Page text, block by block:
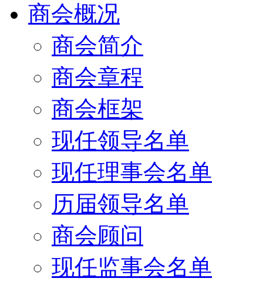
商会概况
商会简介
商会章程
商会框架
现任领导名单
现任理事会名单
历届领导名单
商会顾问
现任监事会名单